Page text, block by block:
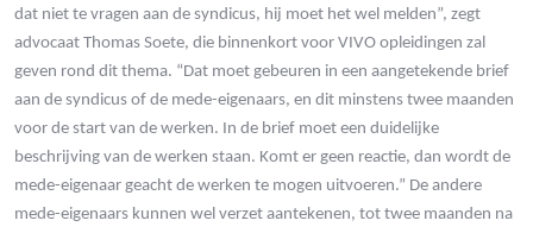
dat niet te vragen aan de syndicus, hij moet het wel melden”, zegt
advocaat Thomas Soete, die binnenkort voor VIVO opleidingen zal
geven rond dit thema. “Dat moet gebeuren in een aangetekende brief
aan de syndicus of de mede-eigenaars, en dit minstens twee maanden
voor de start van de werken. In de brief moet een duidelijke
beschrijving van de werken staan. Komt er geen reactie, dan wordt de
mede-eigenaar geacht de werken te mogen uitvoeren.” De andere
mede-eigenaars kunnen wel verzet aantekenen, tot twee maanden na